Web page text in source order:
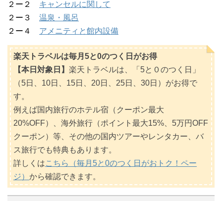
２ー２ キャンセルに関して
２ー３ 温泉・風呂
２ー４ アメニティと館内設備
楽天トラベルは毎月5と0のつく日がお得
【本日対象日】 楽天トラベルは、「5と０のつく日」
（5日、10日、15日、20日、25日、30日）がお得で
す。
例えば国内旅行のホテル宿（クーポン最大
20%OFF）、海外旅行（ポイント最大15%、5万円OFF
クーポン）等、その他の国内ツアーやレンタカー、バ
ス旅行でも特典もあります。
詳しくはこちら（毎月5と0のつく日がおトク！ペー
ジ） から確認できます。